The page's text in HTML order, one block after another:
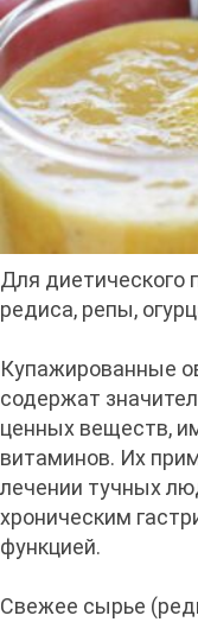
Для диетического
редиса, репы,
Купажированные
содержат
ценных веществ,
витами­нов. Их
лечении тучных
хроническим
функцией.
Свежее сырье